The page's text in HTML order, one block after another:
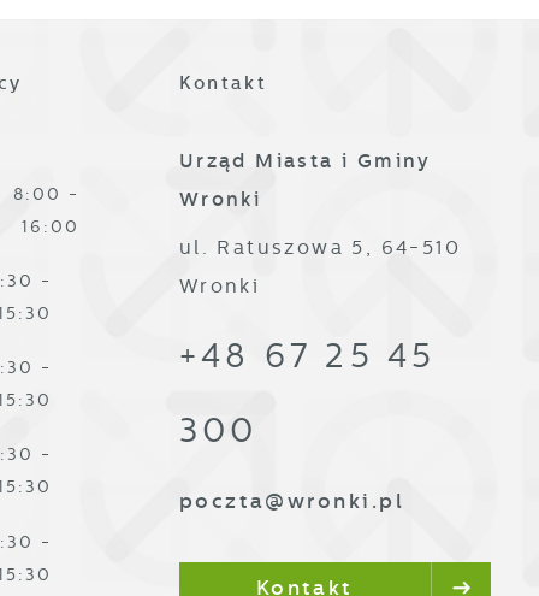
8:00 -
16:00
-
-
-
-
Kontakt
Urząd Miasta i Gminy
Wronki
ul. Ratuszowa 5, 64-510
Wronki
+48 67 25 45
300
poczta@wronki.pl
Kontakt